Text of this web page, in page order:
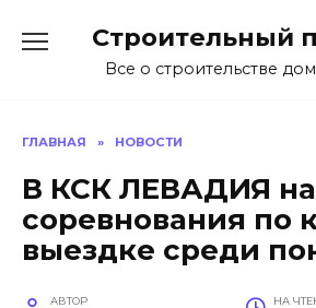
содержанию
Строительный
Все о строительстве
ГЛАВНАЯ » НОВОСТИ
В КСК ЛЕВАДИЯ
соревнования по
выездке среди
АВТОР НА